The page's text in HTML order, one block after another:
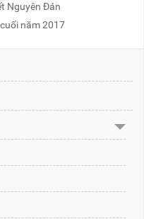
Nguyên Đán
năm 2017